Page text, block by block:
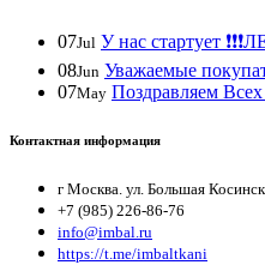
07Jul У нас стартует
08Jun Уважаемые
07May Поздравляем
Контактная информация
г Москва. ул. Большая
+7 (985) 226-86-76
info@imbal.ru
https://t.me/imbaltkani